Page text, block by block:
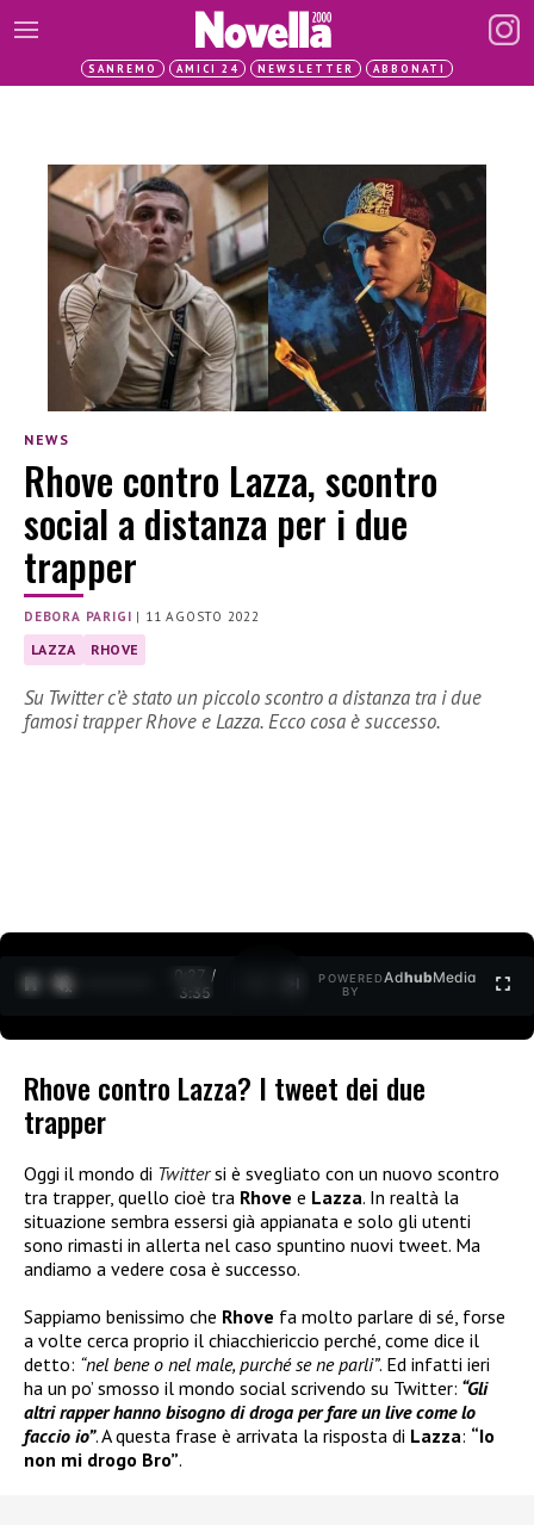
SANREMO AMICI 24 NEWSLETTER ABBONATI
NEWS
Rhove contro Lazza, scontro
social a distanza per i due
trapper
DEBORA PARIGI | 11 AGOSTO 2022
LAZZA RHOVE
Su Twitter c’è stato un piccolo scontro a distanza tra i due
famosi trapper Rhove e Lazza. Ecco cosa è successo.
0:27 /
3:35
POWERED
BY
AdhubMedia
Rhove contro Lazza? I tweet dei due
trapper
Oggi il mondo di Twittersi è svegliato con un nuovo scontro
tra trapper, quello cioè tra Rhove e Lazza. In realtà la
situazione sembra essersi già appianata e solo gli utenti
sono rimasti in allerta nel caso spuntino nuovi tweet. Ma
andiamo a vedere cosa è successo.
Sappiamo benissimo che Rhove fa molto parlare di sé, forse
a volte cerca proprio il chiacchiericcio perché, come dice il
detto: “nel bene o nel male, purché se ne parli”. Ed infatti ieri
ha un po’ smosso il mondo social scrivendo su Twitter: “Gli
altri rapper hanno bisogno di droga per fare un live come lo
faccio io”. A questa frase è arrivata la risposta di Lazza: “Io
non mi drogo Bro”.